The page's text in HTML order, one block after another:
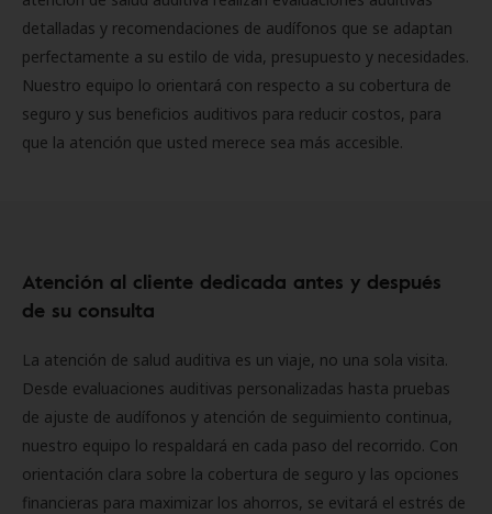
detalladas y recomendaciones de audífonos que se adaptan
perfectamente a su estilo de vida, presupuesto y necesidades.
Nuestro equipo lo orientará con respecto a su cobertura de
seguro y sus beneficios auditivos para reducir costos, para
que la atención que usted merece sea más accesible.
Atención al cliente dedicada antes y después
de su consulta
La atención de salud auditiva es un viaje, no una sola visita.
Desde evaluaciones auditivas personalizadas hasta pruebas
de ajuste de audífonos y atención de seguimiento continua,
nuestro equipo lo respaldará en cada paso del recorrido. Con
orientación clara sobre la cobertura de seguro y las opciones
financieras para maximizar los ahorros, se evitará el estrés de